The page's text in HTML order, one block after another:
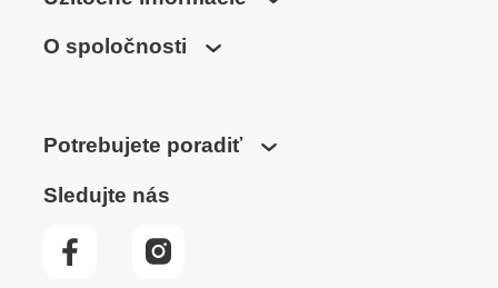
°C.
O spoločnosti
Potrebujete poradiť
Sledujte nás